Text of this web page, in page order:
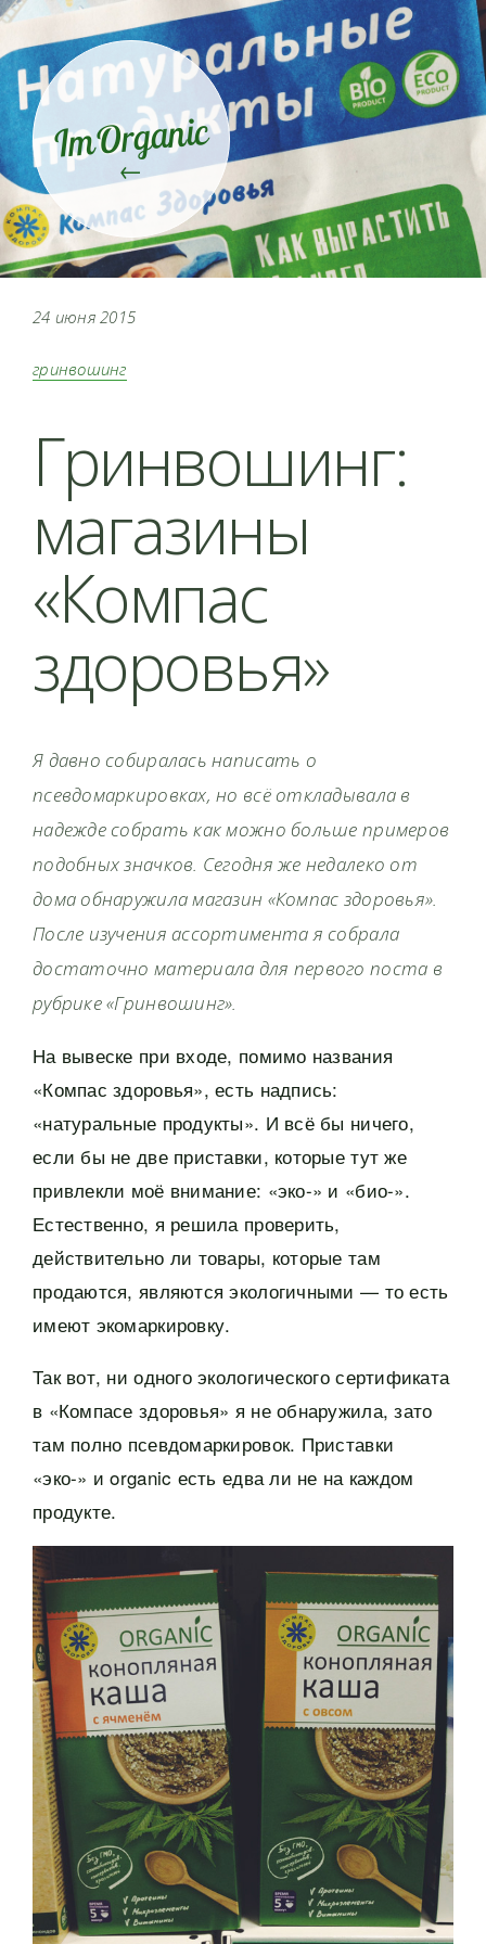
ImOrganic
←
24 июня 2015
гринвошинг
Гринвошинг:
магазины
«Компас
здоровья»
Я давно собиралась написать о
псевдомаркировках, но всё откладывала в
надежде собрать как можно больше примеров
подобных значков. Сегодня же недалеко от
дома обнаружила магазин «Компас здоровья».
После изучения ассортимента я собрала
достаточно материала для первого поста в
рубрике «Гринвошинг».
На вывеске при входе, помимо названия
«Компас здоровья», есть надпись:
«натуральные продукты». И всё бы ничего,
если бы не две приставки, которые тут же
привлекли моё внимание: «эко-» и «био-».
Естественно, я решила проверить,
действительно ли товары, которые там
продаются, являются экологичными — то есть
имеют экомаркировку.
Так вот, ни одного экологического сертификата
в «Компасе здоровья» я не обнаружила, зато
там полно псевдомаркировок. Приставки
«эко-» и organic есть едва ли не на каждом
продукте.